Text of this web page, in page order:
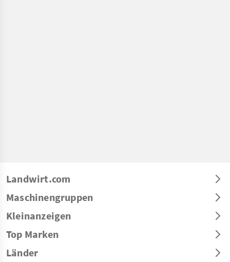
Landwirt.com
Maschinengruppen
Kleinanzeigen
Top Marken
Länder